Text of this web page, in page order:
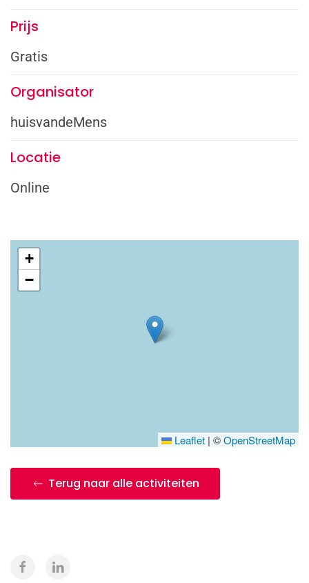
Prijs
Gratis
Organisator
huisvandeMens
Locatie
Online
+
−
Leaflet | ©OpenStreetMap
Terug naar alle activiteiten